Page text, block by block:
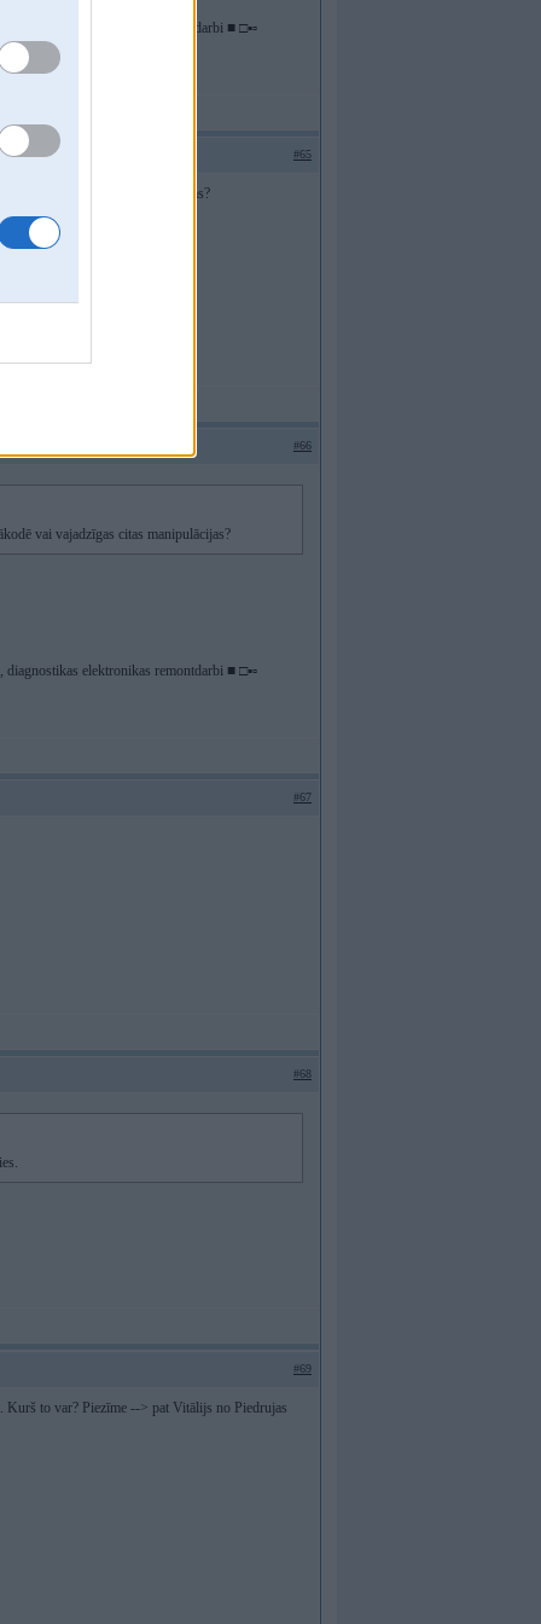
diagnostikas elektronikas remontdarbi ■ □▪▫
#65
vai vajadzīgas citas manipulācijas?
#66
vai vajadzīgas citas manipulācijas?
diagnostikas elektronikas remontdarbi ■ □▪▫
#67
#68
#69
to var? Piezīme --> pat Vitālijs no Piedrujas